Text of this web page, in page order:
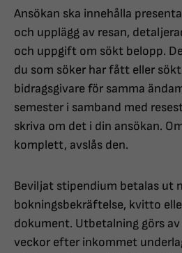
Ansökan ska innehålla
och upplägg av resan,
och uppgift om sökt belopp.
du som söker har fått eller
bidragsgivare för samma
semester i samband med
skriva om det i din ansökan.
komplett, avslås den.
Beviljat stipendium betalas ut
bokningsbekräftelse, kvitto
dokument. Utbetalning görs
veckor efter inkommet